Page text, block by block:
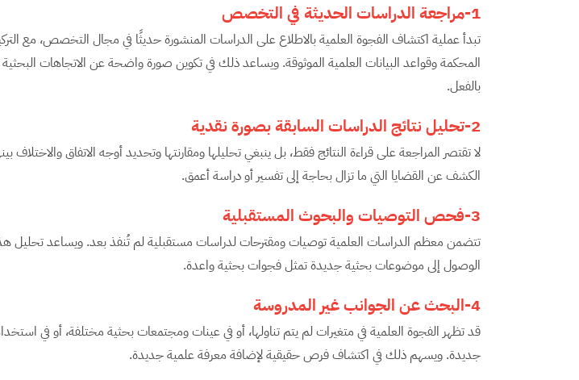
1- مراجعة الدراسات الحديثة في التخصص
تبدأ عملية اكتشاف الفجوة العلمية بالاطلاع على الدراسات المنشورة حديثًا في مجال التخصص، مع
المحكمة وقواعد البيانات العلمية الموثوقة. ويساعد ذلك في تكوين صورة واضحة عن الاتجاهات البحثية
بالفعل.
2-تحليل نتائج الدراسات السابقة بصورة نقدية
لا تقتصر المراجعة على قراءة النتائج فقط، بل ينبغي تحليلها ومقارنتها وتحديد أوجه الاتفاق والاختلاف
الكشف عن القضايا التي ما تزال بحاجة إلى تفسير أو دراسة أعمق.
3-فحص التوصيات والبحوث المستقبلية
تتضمن معظم الدراسات العلمية توصيات ومقترحات لدراسات مستقبلية لم تُنفذ بعد. ويساعد تحليل
الوصول إلى موضوعات بحثية جديدة تمثل فجوات بحثية واعدة.
4-البحث عن الجوانب غير المدروسة
قد تظهر الفجوة العلمية في متغيرات لم يتم تناولها، أو في عينات ومجتمعات بحثية مختلفة، أو في
جديدة. ويسهم ذلك في اكتشاف فرص حقيقية لإضافة معرفة علمية جديدة.